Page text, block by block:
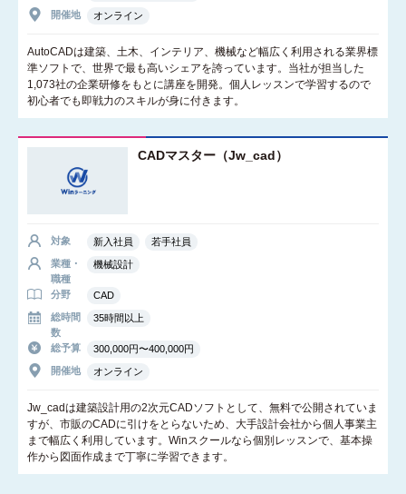
開催地
オンライン
AutoCADは建築、土木、インテリア、機械など幅広く利用される業界標
準ソフトで、世界で最も高いシェアを誇っています。当社が担当した
1,073社の企業研修をもとに講座を開発。個人レッスンで学習するので
初心者でも即戦力のスキルが身に付きます。
CADマスター（Jw_cad）
対象 新入社員
若手社員
業種・
職種
機械設計
分野
CAD
総時間
数
35時間以上
総予算
300,000円〜400,000円
開催地
オンライン
Jw_cadは建築設計用の2次元CADソフトとして、無料で公開されていま
すが、市販のCADに引けをとらないため、大手設計会社から個人事業主
まで幅広く利用しています。Winスクールなら個別レッスンで、基本操
作から図面作成まで丁寧に学習できます。